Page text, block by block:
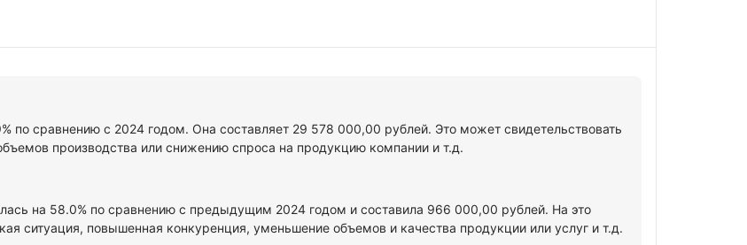
по сравнению с 2024 годом. Она составляет 29 578 000,00 рублей. Это может свидетельствовать
производства или снижению спроса на продукцию компании и т.д.
на 58.0% по сравнению с предыдущим 2024 годом и составила 966 000,00 рублей. На это
ситуация, повышенная конкуренция, уменьшение объемов и качества продукции или услуг и т.д.